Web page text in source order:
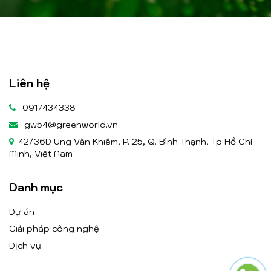
Liên hệ
0917434338
gw54@greenworld.vn
42/36D Ung Văn Khiêm, P. 25, Q. Bình Thạnh, Tp Hồ Chí
Minh, Việt Nam
Danh mục
Dự án
Giải pháp công nghệ
Dịch vụ